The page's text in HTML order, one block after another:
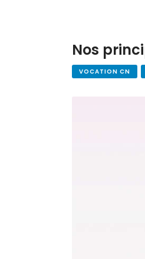
Nos
VOCATION CN